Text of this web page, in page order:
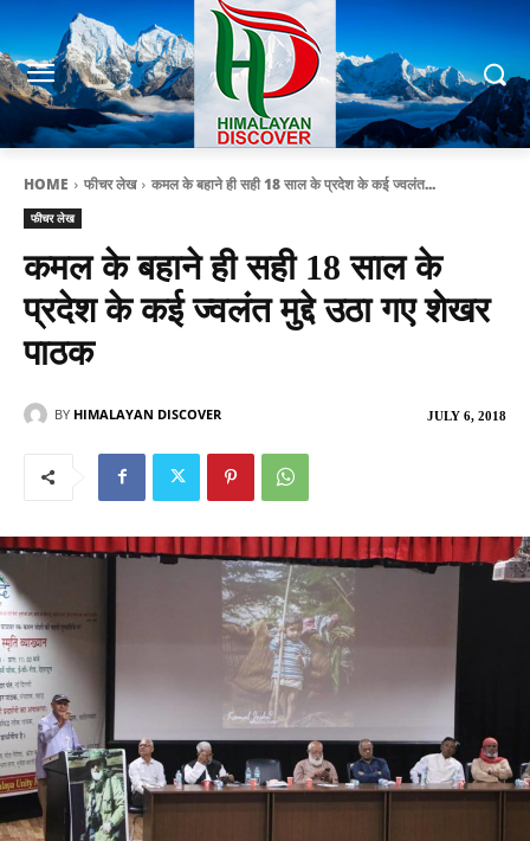
HOME फीचर लेख कमल के बहाने ही सही 18 साल के प्रदेश के कई ज्वलंत...
फीचर लेख
कमल के बहाने ही सही 18 साल के
प्रदेश के कई ज्वलंत मुद्दे उठा गए शेखर
पाठक
JULY 6, 2018
BY HIMALAYAN DISCOVER